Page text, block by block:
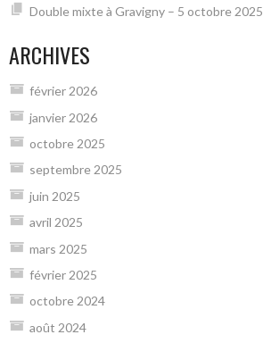
Double mixte à Gravigny – 5 octobre 2025
ARCHIVES
février 2026
janvier 2026
octobre 2025
septembre 2025
juin 2025
avril 2025
mars 2025
février 2025
octobre 2024
août 2024